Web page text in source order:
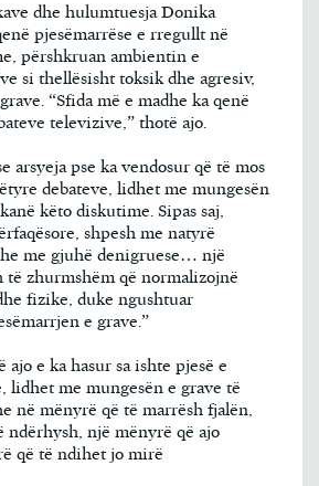
dhe hulumtuesja Donika
pjesëmarrëse e rregullt në
përshkruan ambientin e
si thellësisht toksik dhe agresiv,
“Sfida më e madhe ka qenë
televizive,” thotë ajo.
arsyeja pse ka vendosur që të mos
debateve, lidhet me mungesën
këto diskutime. Sipas saj,
shpesh me natyrë
me gjuhë denigruese… një
të zhurmshëm që normalizojnë
fizike, duke ngushtuar
e grave.”
e ka hasur sa ishte pjesë e
lidhet me mungesën e grave të
në mënyrë që të marrësh fjalën,
ndërhysh, një mënyrë që ajo
që të ndihet jo mirë